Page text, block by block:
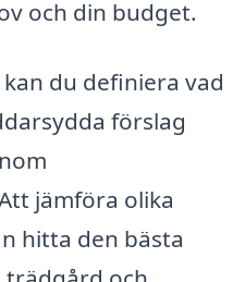
och din budget.
du definiera vad
förslag
jämföra olika
hitta den bästa